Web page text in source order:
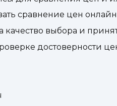
сравнение цен
качество выбора и
достоверности